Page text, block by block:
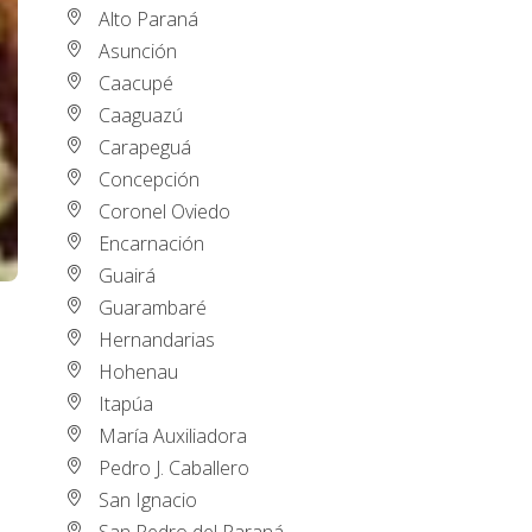
Alto Paraná
Asunción
Caacupé
Caaguazú
Carapeguá
Concepción
Coronel Oviedo
Encarnación
Guairá
Guarambaré
Hernandarias
Hohenau
Itapúa
María Auxiliadora
Pedro J. Caballero
San Ignacio